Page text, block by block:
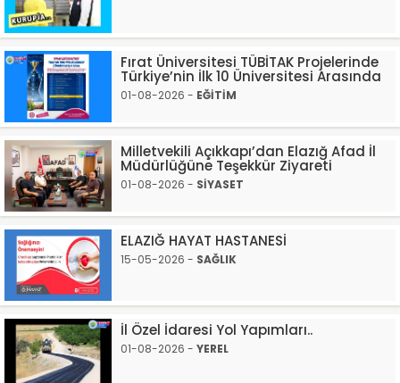
Fırat Üniversitesi TÜBİTAK Projelerinde
Türkiye’nin İlk 10 Üniversitesi Arasında
01-08-2026 - EĞİTİM
Milletvekili Açıkkapı’dan Elazığ Afad İl
Müdürlüğüne Teşekkür Ziyareti
01-08-2026 - SİYASET
ELAZIĞ HAYAT HASTANESİ
15-05-2026 - SAĞLIK
İl Özel İdaresi Yol Yapımları..
01-08-2026 - YEREL